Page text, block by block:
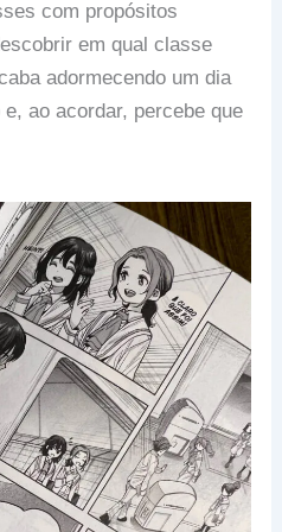
com propósitos
em qual classe
adormecendo um dia
ao acordar, percebe que